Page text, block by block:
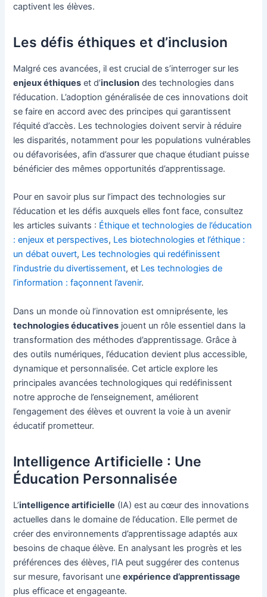
captivent les élèves.
Les défis éthiques et d’inclusion
Malgré ces avancées, il est crucial de s’interroger sur les
enjeux éthiques et d’inclusion des technologies dans
l’éducation. L’adoption généralisée de ces innovations doit
se faire en accord avec des principes qui garantissent
l’équité d’accès. Les technologies doivent servir à réduire
les disparités, notamment pour les populations vulnérables
ou défavorisées, afin d’assurer que chaque étudiant puisse
bénéficier des mêmes opportunités d’apprentissage.
Pour en savoir plus sur l’impact des technologies sur
l’éducation et les défis auxquels elles font face, consultez
les articles suivants : Éthique et technologies de l’éducation
: enjeux et perspectives, Les biotechnologies et l’éthique :
un débat ouvert, Les technologies qui redéfinissent
l’industrie du divertissement, et Les technologies de
l’information : façonnent l’avenir.
Dans un monde où l’innovation est omniprésente, les
technologies éducatives jouent un rôle essentiel dans la
transformation des méthodes d’apprentissage. Grâce à
des outils numériques, l’éducation devient plus accessible,
dynamique et personnalisée. Cet article explore les
principales avancées technologiques qui redéfinissent
notre approche de l’enseignement, améliorent
l’engagement des élèves et ouvrent la voie à un avenir
éducatif prometteur.
Intelligence Artificielle : Une
Éducation Personnalisée
L’intelligence artificielle (IA) est au cœur des innovations
actuelles dans le domaine de l’éducation. Elle permet de
créer des environnements d’apprentissage adaptés aux
besoins de chaque élève. En analysant les progrès et les
préférences des élèves, l’IA peut suggérer des contenus
sur mesure, favorisant uneexpérience d’apprentissage
plus efficace et engageante.